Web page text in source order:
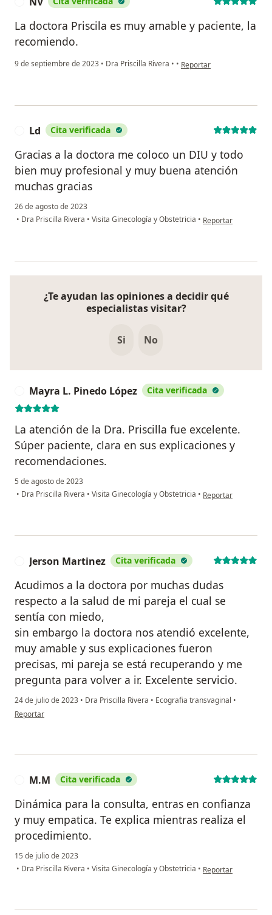
La doctora Priscila es muy amable y paciente, la
recomiendo.
9 de septiembre de 2023 • Dra Priscilla Rivera • • en opinión del usuario NV
Reportar
Ld Cita verificada
Gracias a la doctora me coloco un DIU y todo
bien muy profesional y muy buena atención
muchas gracias
26 de agosto de 2023
• Dra Priscilla Rivera • Visita Ginecología y Obstetricia • en opinión del
Reportar
¿Te ayudan las opiniones a decidir qué
especialistas visitar?
Si No
Mayra L. Pinedo López Cita verificada
La atención de la Dra. Priscilla fue excelente.
Súper paciente, clara en sus explicaciones y
recomendaciones.
5 de agosto de 2023
• Dra Priscilla Rivera • Visita Ginecología y Obstetricia • en opinión del
Reportar
Jerson Martinez Cita verificada
Acudimos a la doctora por muchas dudas
respecto a la salud de mi pareja el cual se
sentía con miedo,
sin embargo la doctora nos atendió excelente,
muy amable y sus explicaciones fueron
precisas, mi pareja se está recuperando y me
pregunta para volver a ir. Excelente servicio.
24 de julio de 2023 • Dra Priscilla Rivera • Ecografia transvaginal •
en opinión del usuario Jerson Martinez
Reportar
M.M Cita verificada
Dinámica para la consulta, entras en confianza
y muy empatica. Te explica mientras realiza el
procedimiento.
15 de julio de 2023
• Dra Priscilla Rivera • Visita Ginecología y Obstetricia • en opinión del
Reportar